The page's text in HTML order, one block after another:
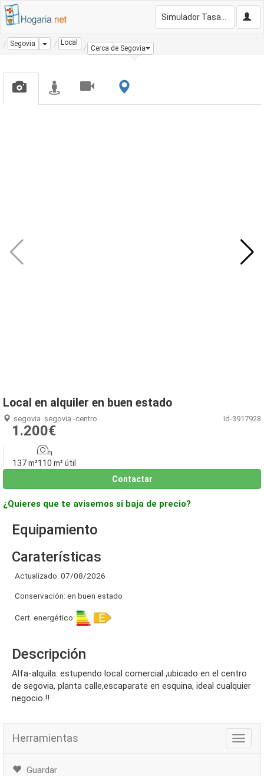
Segovia Dropdown
Local
Cerca de Segovia
Local en alquiler en buen estado
segovia segovia -centro Id-3917928
1.200€
137 m²110 m² útil
Contactar
¿Quieres que te avisemos si baja de precio?
Equipamiento
Caraterísticas
Actualizado: 07/08/2026
Conservación: en buen estado
Cert. energético:
Descripción
alfa-alquila: estupendo local comercial ,ubicado en el centro
de segovia, planta calle,escaparate en esquina, ideal cualquier
negocio.!!
Herramientas
Guardar